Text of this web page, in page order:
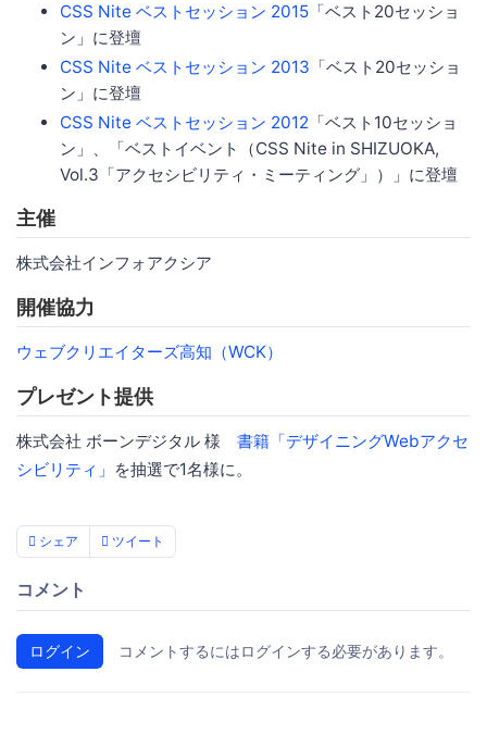
CSS Nite ベストセッション 2015 「ベスト20セッショ
ン」に登壇
CSS Nite ベストセッション 2013 「ベスト20セッショ
ン」に登壇
CSS Nite ベストセッション 2012 「ベスト10セッショ
ン」、「ベストイベント（CSS Nite in SHIZUOKA,
Vol.3「アクセシビリティ・ミーティング」）」に登壇
主催
株式会社インフォアクシア
開催協力
ウェブクリエイターズ高知（WCK）
プレゼント提供
株式会社 ボーンデジタル 様 書籍「デザイニングWebアクセ
シビリティ」 を抽選で1名様に。
シェア ツイート
コメント
ログイン コメントするにはログインする必要があります。